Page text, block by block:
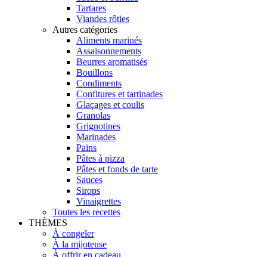
Tartares
Viandes rôties
Autres catégories
Aliments marinés
Assaisonnements
Beurres aromatisés
Bouillons
Condiments
Confitures et tartinades
Glaçages et coulis
Granolas
Grignotines
Marinades
Pains
Pâtes à pizza
Pâtes et fonds de tarte
Sauces
Sirops
Vinaigrettes
Toutes les recettes
THÈMES
À congeler
À la mijoteuse
À offrir en cadeau